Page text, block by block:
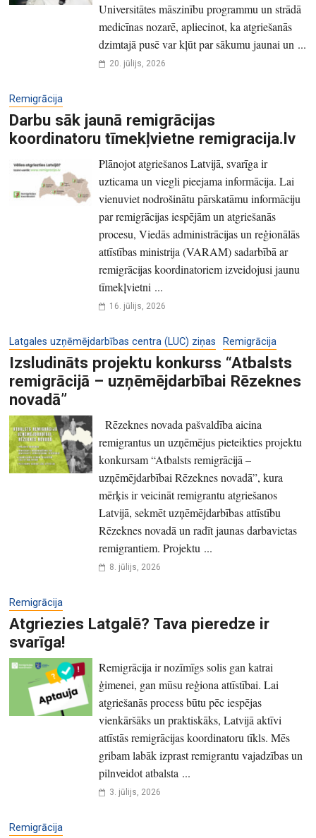
Universitātes māszinību programmu un strādā
medicīnas nozarē, apliecinot, ka atgriešanās
dzimtajā pusē var kļūt par sākumu jaunai un ...
20. jūlijs, 2026
Remigrācija
Darbu sāk jaunā remigrācijas
koordinatoru tīmekļvietne remigracija.lv
Plānojot atgriešanos Latvijā, svarīga ir
uzticama un viegli pieejama informācija. Lai
vienuviet nodrošinātu pārskatāmu informāciju
par remigrācijas iespējām un atgriešanās
procesu, Viedās administrācijas un reģionālās
attīstības ministrija (VARAM) sadarbībā ar
remigrācijas koordinatoriem izveidojusi jaunu
tīmekļvietni ...
16. jūlijs, 2026
Latgales uzņēmējdarbības centra (LUC) ziņas Remigrācija
Izsludināts projektu konkurss “Atbalsts
remigrācijā – uzņēmējdarbībai Rēzeknes
novadā”
Rēzeknes novada pašvaldība aicina
remigrantus un uzņēmējus pieteikties projektu
konkursam “Atbalsts remigrācijā –
uzņēmējdarbībai Rēzeknes novadā”, kura
mērķis ir veicināt remigrantu atgriešanos
Latvijā, sekmēt uzņēmējdarbības attīstību
Rēzeknes novadā un radīt jaunas darbavietas
remigrantiem. Projektu ...
8. jūlijs, 2026
Remigrācija
Atgriezies Latgalē? Tava pieredze ir
svarīga!
Remigrācija ir nozīmīgs solis gan katrai
ģimenei, gan mūsu reģiona attīstībai. Lai
atgriešanās process būtu pēc iespējas
vienkāršāks un praktiskāks, Latvijā aktīvi
attīstās remigrācijas koordinatoru tīkls. Mēs
gribam labāk izprast remigrantu vajadzības un
pilnveidot atbalsta ...
3. jūlijs, 2026
Remigrācija